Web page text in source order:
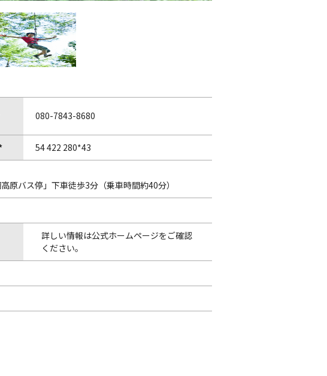
080-7843-8680
54 422 280*43
原バス停」下車徒歩3分（乗車時間約40分）
詳しい情報は公式ホームページをご確認
ください。